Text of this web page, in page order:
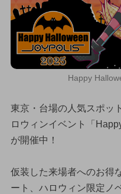
Happy
東京・台場の人気スポッ
ロウィンイベント「
が開催中！
仮装した来場者へのお得
ート、ハロウィン限定ノ